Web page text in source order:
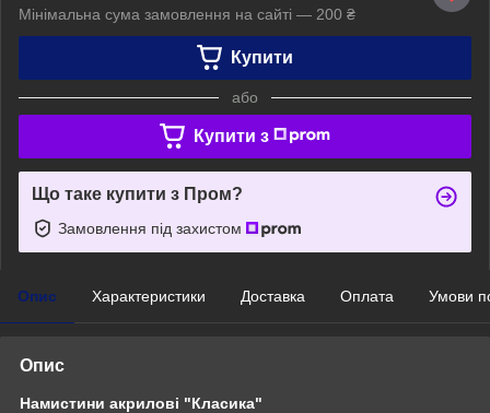
Мінімальна сума замовлення на сайті — 200 ₴
Купити
або
Купити з
Що таке купити з Пром?
Замовлення під захистом
Опис Характеристики Доставка Оплата Умови
Опис
Намистини акрилові "Класика"